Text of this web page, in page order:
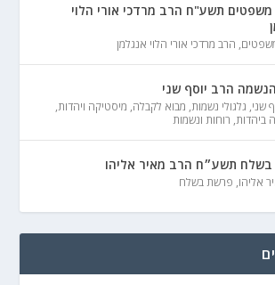
תשע"ח הרב מרדכי אורי הלוי
, הרב מרדכי אורי הלוי אנגלמן
הרב יוסף שני
שני, גלגולי נשמות, מבוא לקבלה, מיסטיקה ויהדות,
ביהדות, רוחות ונשמות
תשע״ח הרב מאיר אליהו
אליהו, פרשת בשלח